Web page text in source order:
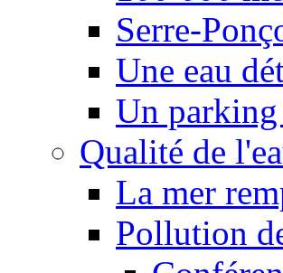
Serre-
Une eau
Un parking
Qualité de
La mer
Pollution